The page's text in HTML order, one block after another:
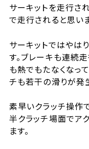
サーキットを走行さ
で走行されると思い
サーキットではやは
す。ブレーキも連続
も熱でもたなくなっ
チも若干の滑りが発
素早いクラッチ操作
半クラッチ場面でア
ます。